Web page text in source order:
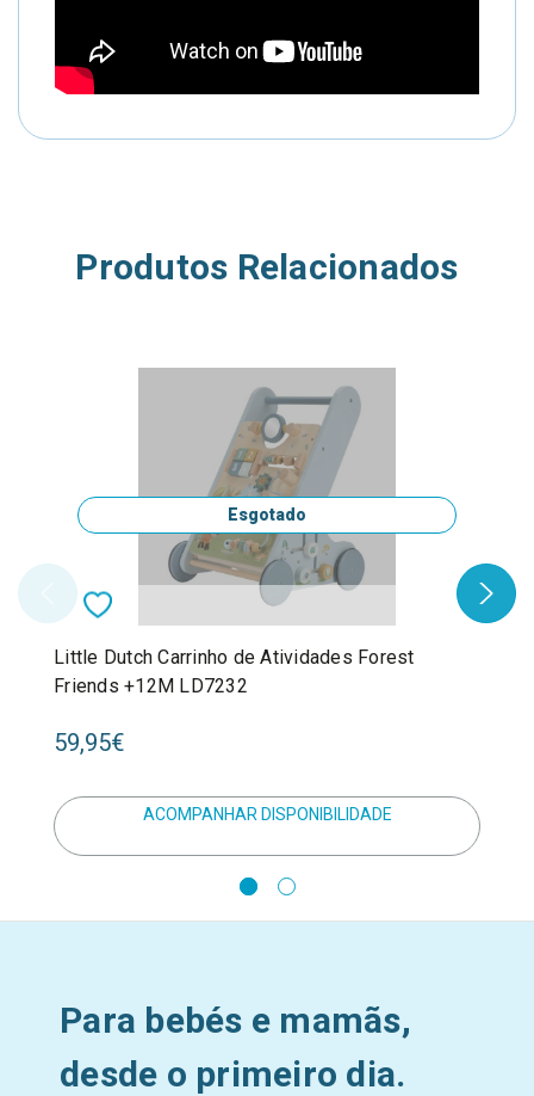
Produtos Relacionados
Esgotado
Little Dutch Carrinho de Atividades Forest
Friends +12M LD7232
59,95€
ACOMPANHAR DISPONIBILIDADE
Para bebés e mamãs,
desde o primeiro dia.